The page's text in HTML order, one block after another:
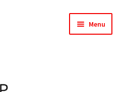
Menu